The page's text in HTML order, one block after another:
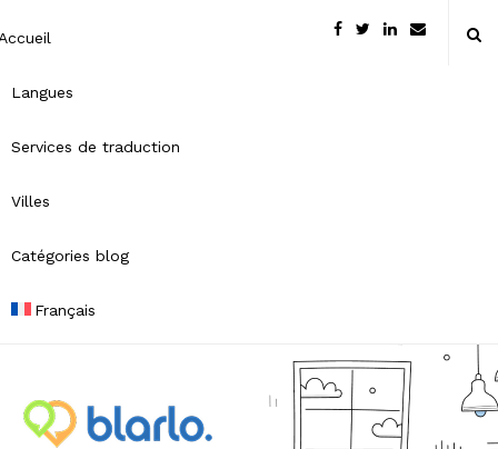
Langues
Services de traduction
Villes
Catégories blog
Français
B